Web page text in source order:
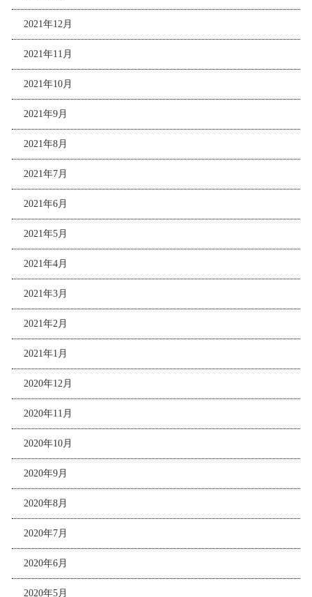
2021年12月
2021年11月
2021年10月
2021年9月
2021年8月
2021年7月
2021年6月
2021年5月
2021年4月
2021年3月
2021年2月
2021年1月
2020年12月
2020年11月
2020年10月
2020年9月
2020年8月
2020年7月
2020年6月
2020年5月